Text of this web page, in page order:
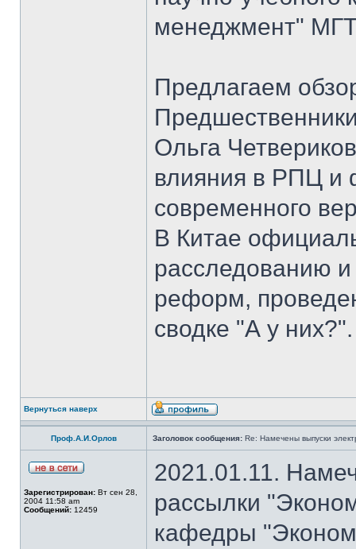
менеджмент"
Предлагаем
Ольга
влияния в РПЦ и
современного
В Китае
расследованию
реформ,
сводке "А у них?".
Вернуться наверх
Проф.А.И.Орлов Заголовок сообщения: Re: Намечены выпуски
Зарегистрирован: Вт сен 28,
2004 11:58 am
Сообщений: 12459
2021.01.11.
рассылки
кафедры